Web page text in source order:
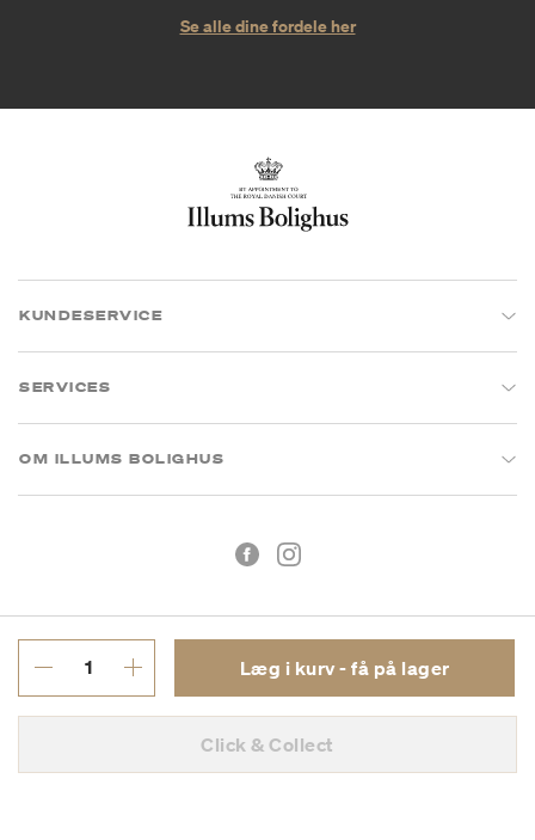
Læg i kurv - få på lager
Click & Collect
Se alle dine fordele her
KUNDESERVICE
SERVICES
OM ILLUMS BOLIGHUS
CVR: 26573394